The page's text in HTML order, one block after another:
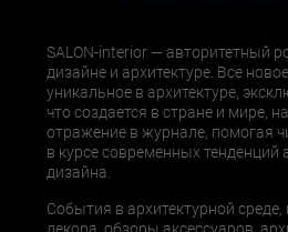
SALON-interior — авторитетный
дизайне и архитектуре. Все
уникальное в архитектуре,
что создается в стране и мире,
отражение в журнале, помогая
в курсе современных тенденций
дизайна.
События в архитектурной